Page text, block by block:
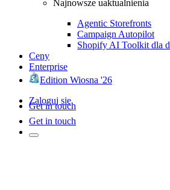
Najnowsze uaktualnienia
Agentic Storefronts
Campaign Autopilot
Shopify AI Toolkit dla
Ceny
Enterprise
Edition Wiosna '26
Zaloguj się
Get in touch
Get in touch